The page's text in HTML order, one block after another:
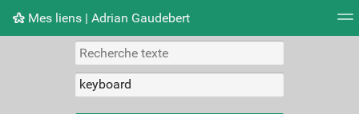
Mes liens | Adrian Gaudebert
Nuage de tags Mur d'images